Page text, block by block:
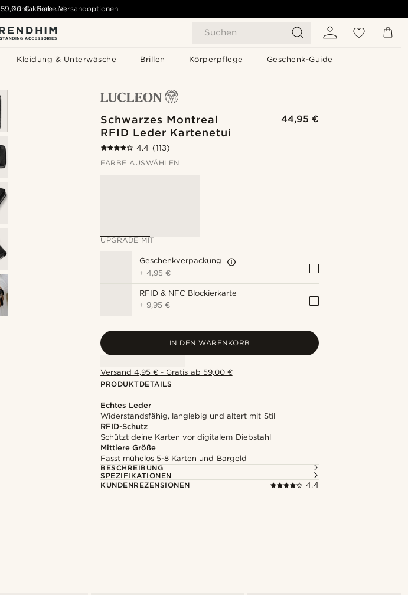
Suchen
Kleidung & Unterwäsche Brillen Körperpflege Geschenk-Guide
59,00 € - Siehe Versandoptionen
Kontaktiere uns
Schwarzes Montreal
RFID Leder Kartenetui
44,95 €
4.4 (113)
FARBE AUSWÄHLEN
UPGRADE MIT
Geschenkverpackung
+4,95 €
RFID & NFC Blockierkarte
+ 9,95 €
IN DEN WARENKORB
Versand 4,95 € - Gratis ab 59,00 €
PRODUKTDETAILS
Echtes Leder
Widerstandsfähig, langlebig und altert mit Stil
RFID-Schutz
Schützt deine Karten vor digitalem Diebstahl
Mittlere Größe
Fasst mühelos 5-8 Karten und Bargeld
BESCHREIBUNG
SPEZIFIKATIONEN
KUNDENREZENSIONEN
4.4